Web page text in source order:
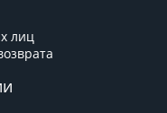
лиц